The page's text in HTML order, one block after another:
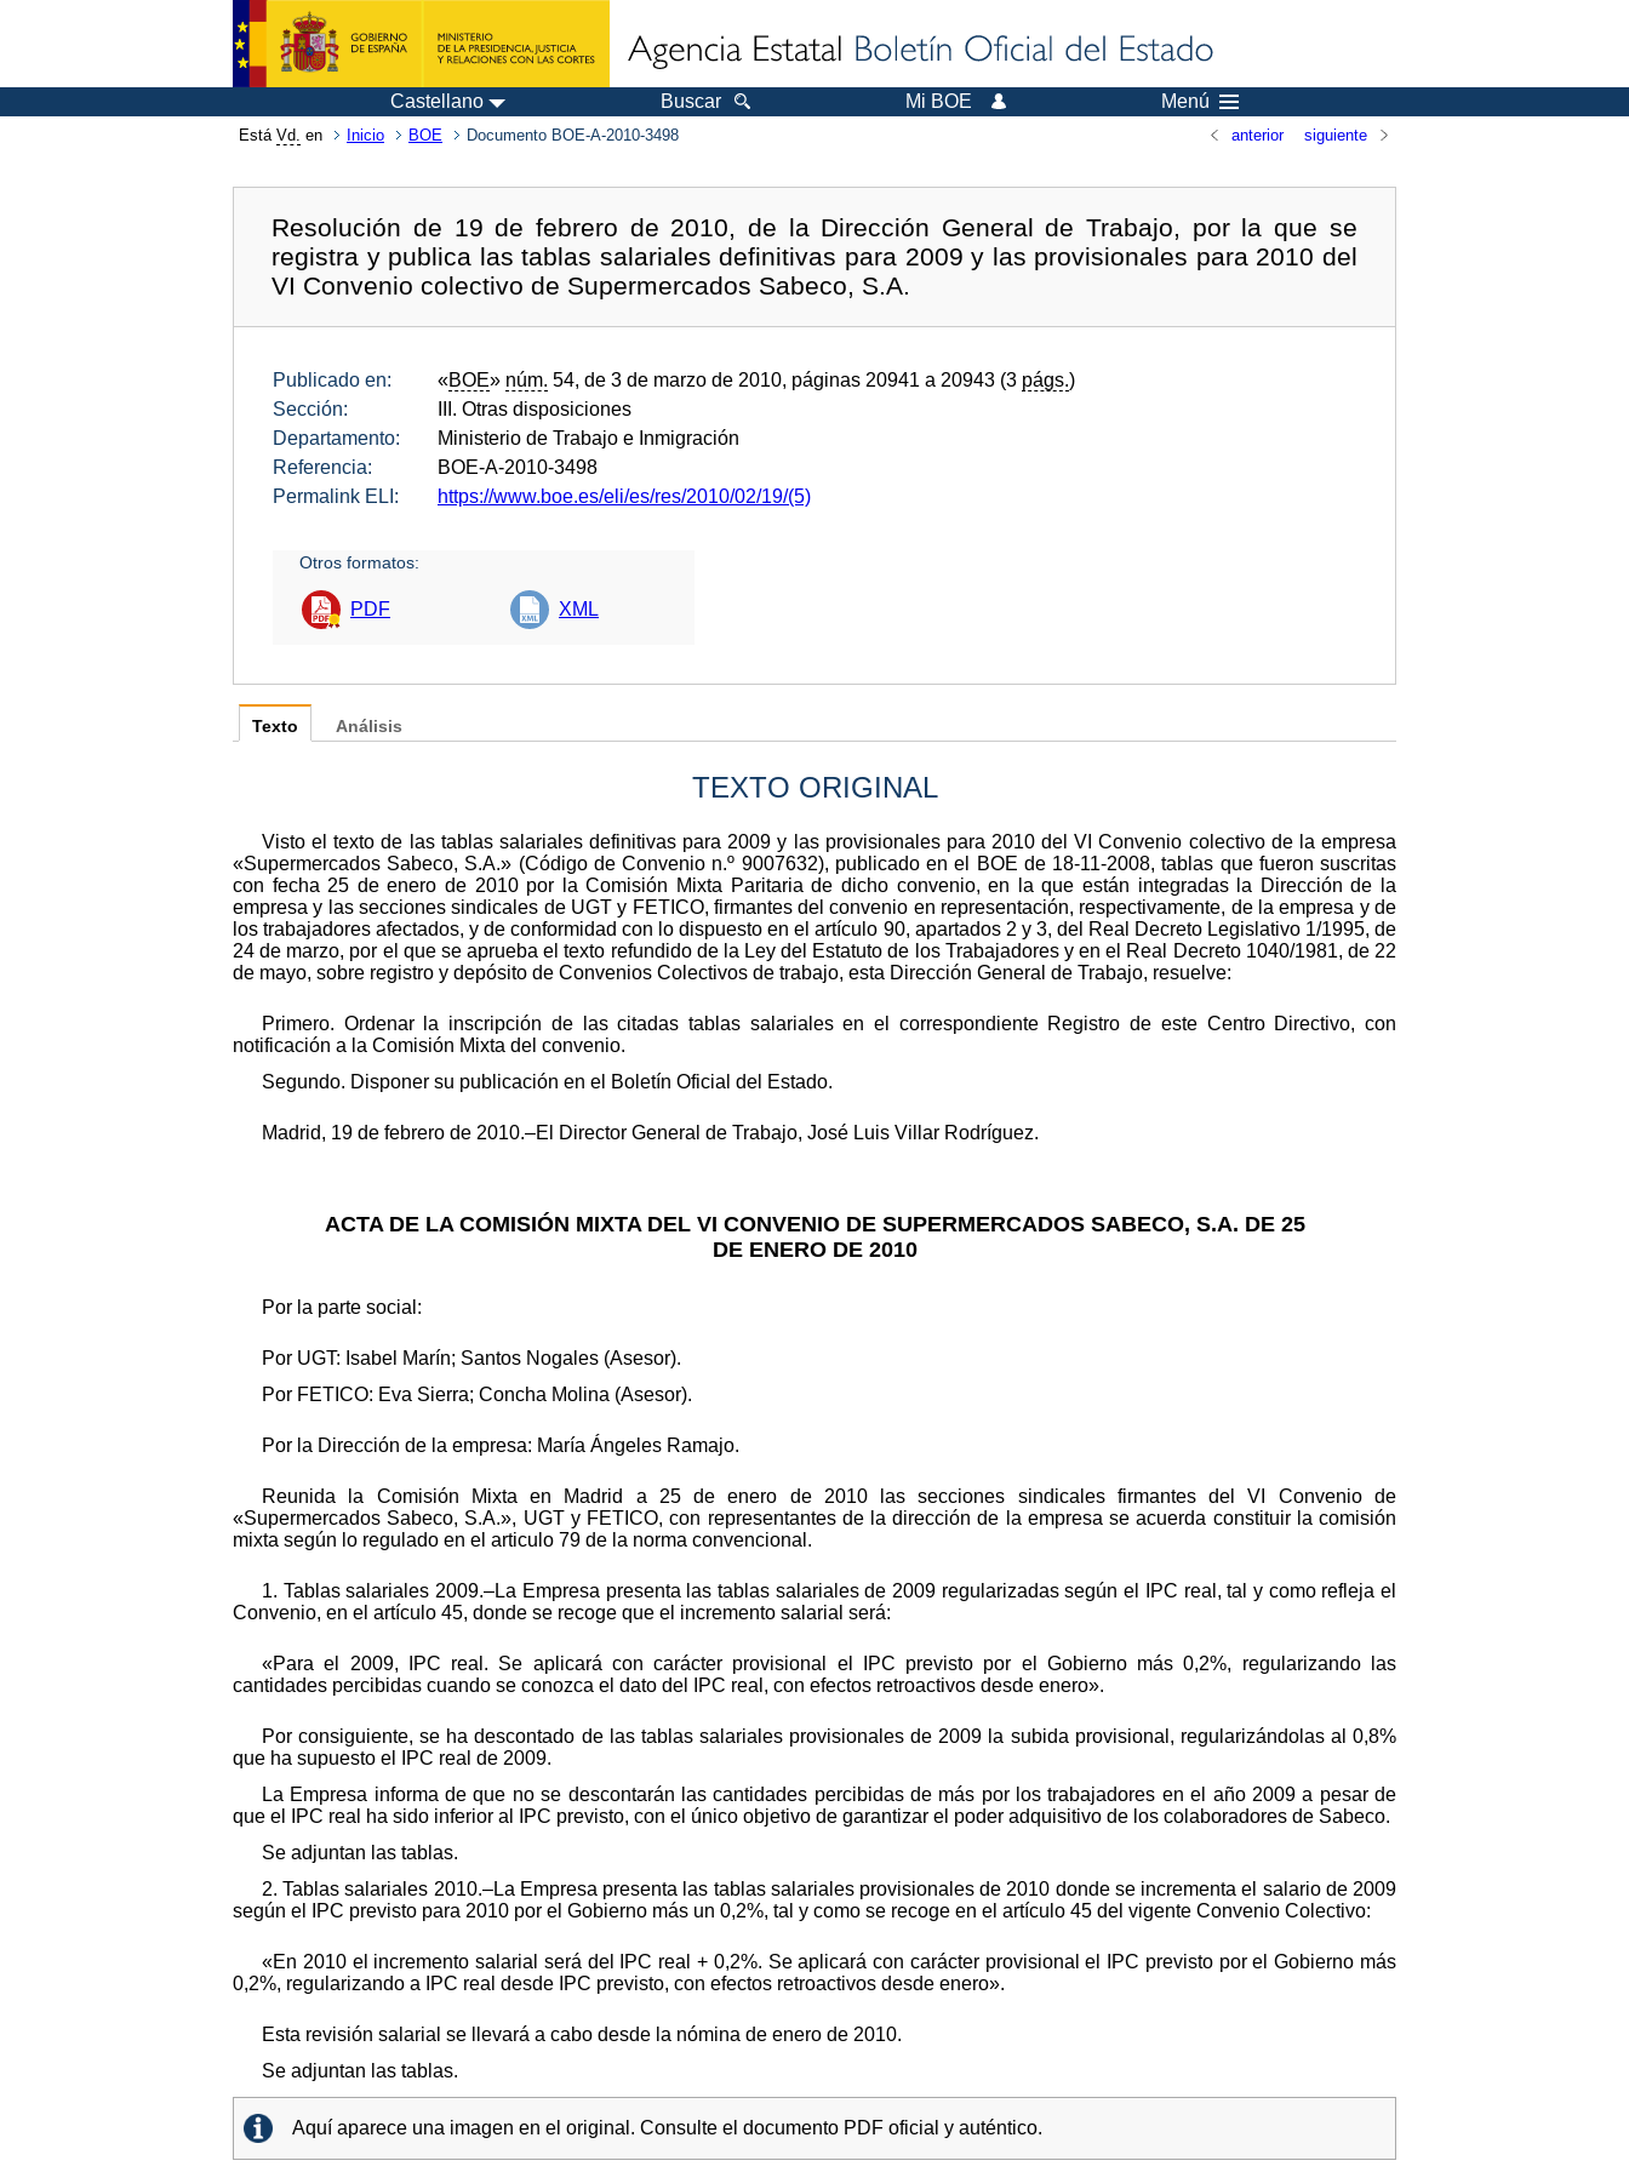
Castellano Buscar Mi BOE Menú
Está Vd. en Inicio BOE Documento BOE-A-2010-3498 anterior siguiente
Resolución de 19 de febrero de 2010, de la Dirección General de Trabajo, por la que se
registra y publica las tablas salariales definitivas para 2009 y las provisionales para 2010 del
VI Convenio colectivo de Supermercados Sabeco, S.A.
Publicado en: «BOE» núm. 54, de 3 de marzo de 2010, páginas 20941 a 20943 (3 págs.)
Sección:
III. Otras disposiciones
Departamento:
Ministerio de Trabajo e Inmigración
Referencia:
BOE-A-2010-3498
Permalink ELI:
https://www.boe.es/eli/es/res/2010/02/19/(5)
Otros formatos:
PDF XML
Texto
TEXTO ORIGINAL
Visto el texto de las tablas salariales definitivas para 2009 y las provisionales para 2010 del VI Convenio colectivo de la empresa
«Supermercados Sabeco, S.A.» (Código de Convenio n.º 9007632), publicado en el BOE de 18-11-2008, tablas que fueron suscritas
con fecha 25 de enero de 2010 por la Comisión Mixta Paritaria de dicho convenio, en la que están integradas la Dirección de la
empresa y las secciones sindicales de UGT y FETICO, firmantes del convenio en representación, respectivamente, de la empresa y de
los trabajadores afectados, y de conformidad con lo dispuesto en el artículo 90, apartados 2 y 3, del Real Decreto Legislativo 1/1995, de
24 de marzo, por el que se aprueba el texto refundido de la Ley del Estatuto de los Trabajadores y en el Real Decreto 1040/1981, de 22
de mayo, sobre registro y depósito de Convenios Colectivos de trabajo, esta Dirección General de Trabajo, resuelve:
Primero. Ordenar la inscripción de las citadas tablas salariales en el correspondiente Registro de este Centro Directivo, con
notificación a la Comisión Mixta del convenio.
Segundo. Disponer su publicación en el Boletín Oficial del Estado.
Madrid, 19 de febrero de 2010.–El Director General de Trabajo, José Luis Villar Rodríguez.
ACTA DE LA COMISIÓN MIXTA DEL VI CONVENIO DE SUPERMERCADOS SABECO, S.A. DE 25
DE ENERO DE 2010
Por la parte social:
Por UGT: Isabel Marín; Santos Nogales (Asesor).
Por FETICO: Eva Sierra; Concha Molina (Asesor).
Por la Dirección de la empresa: María Ángeles Ramajo.
Reunida la Comisión Mixta en Madrid a 25 de enero de 2010 las secciones sindicales firmantes del VI Convenio de
«Supermercados Sabeco, S.A.», UGT y FETICO, con representantes de la dirección de la empresa se acuerda constituir la comisión
mixta según lo regulado en el articulo 79 de la norma convencional.
1. Tablas salariales 2009.–La Empresa presenta las tablas salariales de 2009 regularizadas según el IPC real, tal y como refleja el
Convenio, en el artículo 45, donde se recoge que el incremento salarial será:
«Para el 2009, IPC real. Se aplicará con carácter provisional el IPC previsto por el Gobierno más 0,2%, regularizando las
cantidades percibidas cuando se conozca el dato del IPC real, con efectos retroactivos desde enero».
Por consiguiente, se ha descontado de las tablas salariales provisionales de 2009 la subida provisional, regularizándolas al 0,8%
que ha supuesto el IPC real de 2009.
La Empresa informa de que no se descontarán las cantidades percibidas de más por los trabajadores en el año 2009 a pesar de
que el IPC real ha sido inferior al IPC previsto, con el único objetivo de garantizar el poder adquisitivo de los colaboradores de Sabeco.
Se adjuntan las tablas.
2. Tablas salariales 2010.–La Empresa presenta las tablas salariales provisionales de 2010 donde se incrementa el salario de 2009
según el IPC previsto para 2010 por el Gobierno más un 0,2%, tal y como se recoge en el artículo 45 del vigente Convenio Colectivo:
«En 2010 el incremento salarial será del IPC real + 0,2%. Se aplicará con carácter provisional el IPC previsto por el Gobierno más
0,2%, regularizando a IPC real desde IPC previsto, con efectos retroactivos desde enero».
Esta revisión salarial se llevará a cabo desde la nómina de enero de 2010.
Se adjuntan las tablas.
Aquí aparece una imagen en el original. Consulte el documento PDF oficial y auténtico.
Análisis